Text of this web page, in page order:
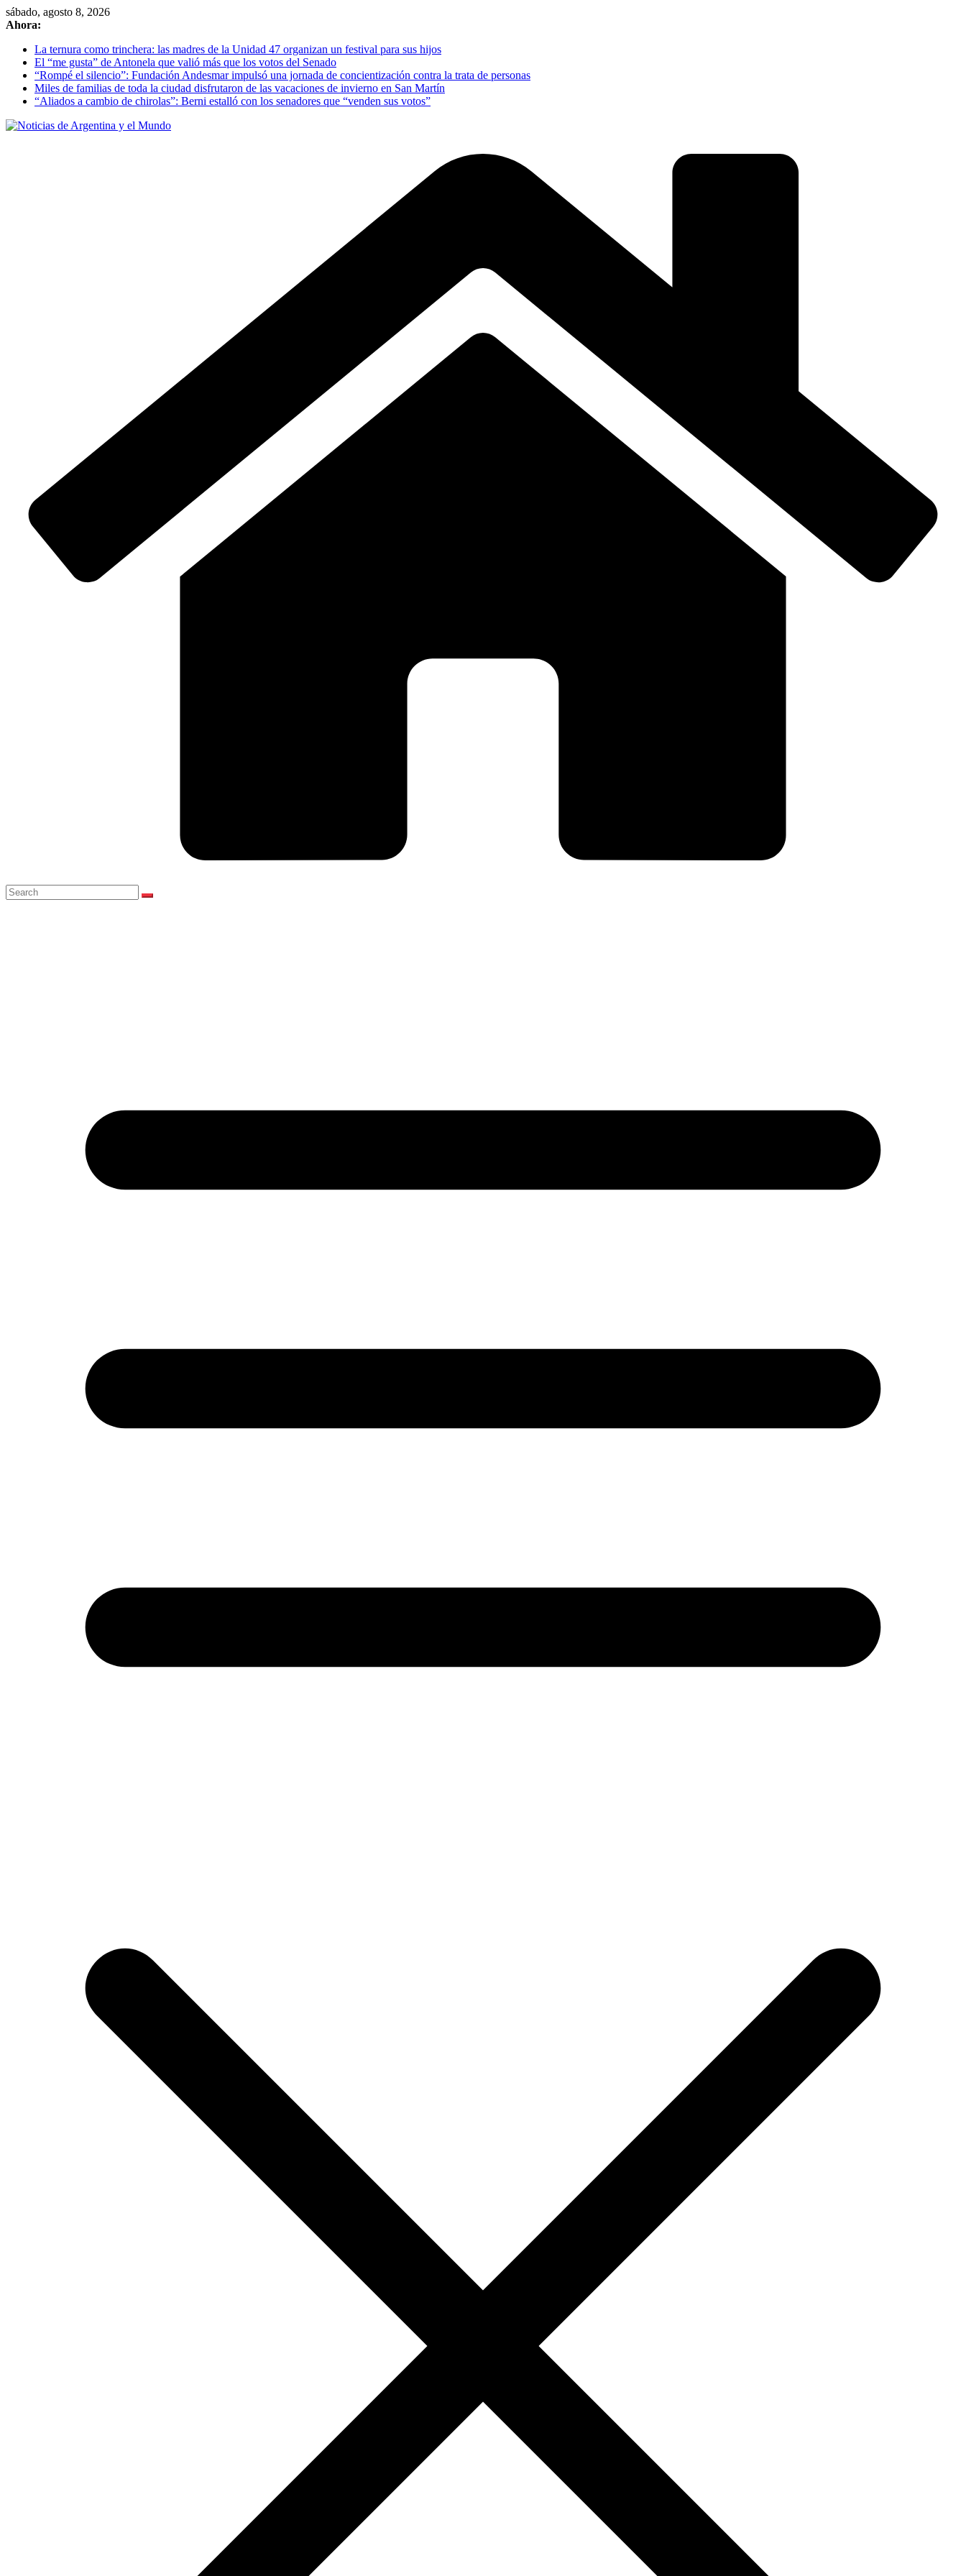
Skip
to
sábado, agosto 8, 2026
Ahora:
La ternura como trinchera: las madres de la Unidad 47 organizan un festival para sus hijos
El “me gusta” de Antonela que valió más que los votos del Senado
“Rompé el silencio”: Fundación Andesmar impulsó una jornada de concientización contra la trata de personas
Miles de familias de toda la ciudad disfrutaron de las vacaciones de invierno en San Martín
“Aliados a cambio de chirolas”: Berni estalló con los senadores que “venden sus votos”